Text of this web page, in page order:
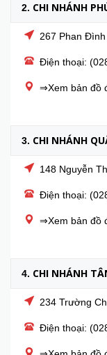
2. CHI NHÁNH
267 Phan Đình
Điện thoại:
⇒Xem bản đồ
3. CHI NHÁNH
148 Nguyễn
Điện thoại:
⇒Xem bản đồ
4. CHI NHÁNH
234 Trường
Điện thoại: